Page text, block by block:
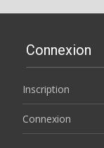
Connexion
Inscription
Connexion